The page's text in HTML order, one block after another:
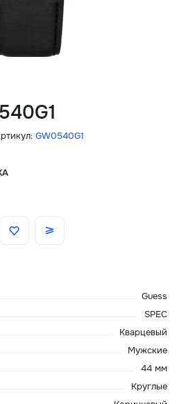
GW0540G1
Guess
SPEC
Кварцевый
Мужские
44 мм
Круглые
часы